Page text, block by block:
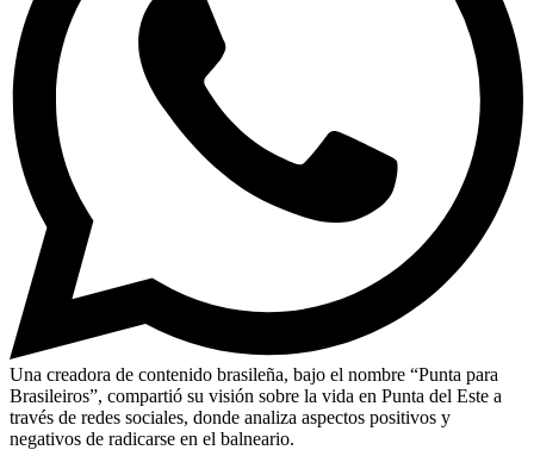
Una creadora de contenido brasileña, bajo el nombre “Punta para
Brasileiros”, compartió su visión sobre la vida en Punta del Este a
través de redes sociales, donde analiza aspectos positivos y
negativos de radicarse en el balneario.